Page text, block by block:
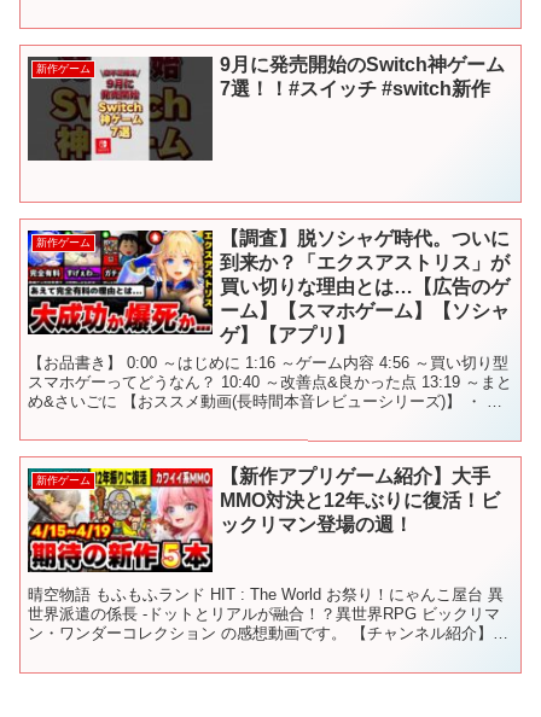
新作ゲーム
9月に発売開始のSwitch神ゲーム
7選！！#スイッチ #switch新作
新作ゲーム
【調査】脱ソシャゲ時代。ついに
到来か？「エクスアストリス」が
買い切りな理由とは…【広告のゲ
ーム】【スマホゲーム】【ソシャ
ゲ】【アプリ】
【お品書き】 0:00 ～はじめに 1:16 ～ゲーム内容 4:56 ～買い切り型
スマホゲーってどうなん？ 10:40 ～改善点&良かった点 13:19 ～まと
め&さいごに 【おススメ動画(長時間本音レビューシリーズ)】 ・ ・
新作ゲーム
【新作アプリゲーム紹介】大手
MMO対決と12年ぶりに復活！ビ
ックリマン登場の週！
晴空物語 もふもふランド HIT : The World お祭り！にゃんこ屋台 異
世界派遣の係長 -ドットとリアルが融合！？異世界RPG ビックリマ
ン・ワンダーコレクション の感想動画です。 【チャンネル紹介】